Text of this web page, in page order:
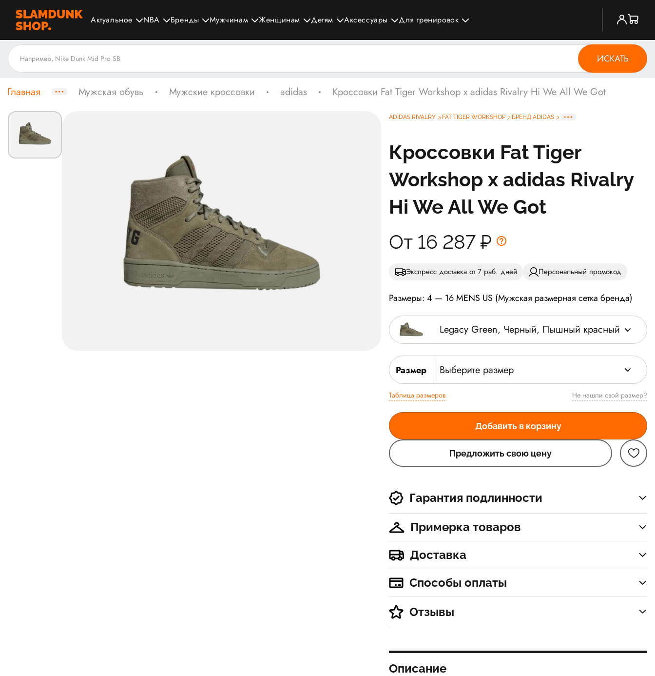
Актуальное NBA Бренды Мужчинам Женщинам Детям Аксессуары Для тренировок
ИСКАТЬ
Главная Мужская обувь Мужские кроссовки adidas Кроссовки Fat Tiger Workshop x adidas Rivalry Hi We All We Got
ADIDAS RIVALRY FAT TIGER WORKSHOP БРЕНД ADIDAS
Кроссовки Fat Tiger
Workshop x adidas Rivalry
Hi We All We Got
От 16 287 ₽
Экспресс доставка от 7 раб. дней Персональный промокод
Размеры: 4 — 16 MENS US (Мужская размерная сетка бренда)
Legacy Green, Черный, Пышный красный
Размер Выберите размер
Таблица размеров Не нашли свой размер?
Добавить в корзину
Предложить свою цену
Гарантия подлинности
Примерка товаров
Доставка
Способы оплаты
Отзывы
Описание